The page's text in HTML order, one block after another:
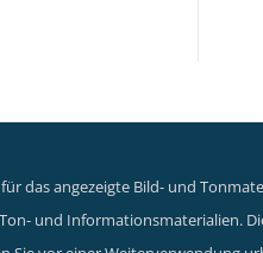
das angezeigte Bild- und
und